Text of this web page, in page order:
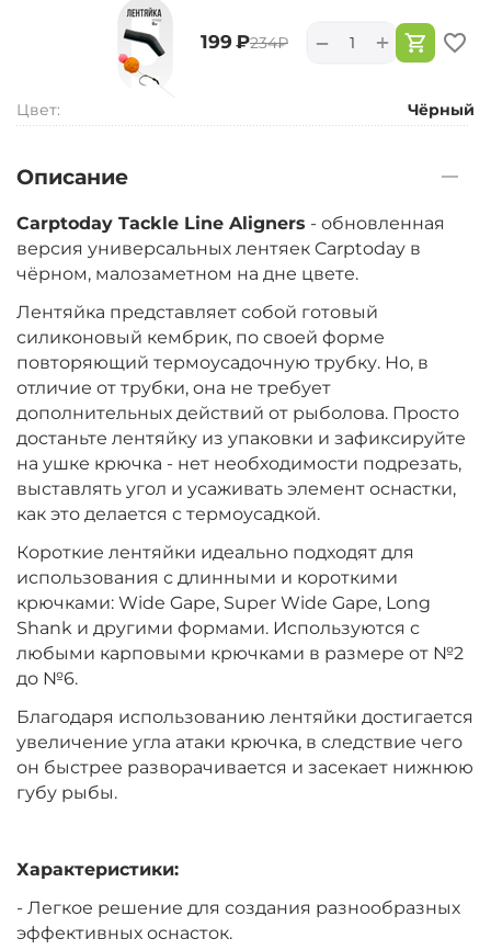
‍199‍ ₽‍234‍₽ +
−
Цвет: Чёрный
Описание
Carptoday Tackle Line Aligners - обновленная
версия универсальных лентяек Carptoday в
чёрном, малозаметном на дне цвете.
Лентяйка представляет собой готовый
силиконовый кембрик, по своей форме
повторяющий термоусадочную трубку. Но, в
отличие от трубки, она не требует
дополнительных действий от рыболова. Просто
достаньте лентяйку из упаковки и зафиксируйте
на ушке крючка - нет необходимости подрезать,
выставлять угол и усаживать элемент оснастки,
как это делается с термоусадкой.
Короткие лентяйки идеально подходят для
использования с длинными и короткими
крючками: Wide Gape, Super Wide Gape, Long
Shank и другими формами. Используются с
любыми карповыми крючками в размере от №2
до №6.
Благодаря использованию лентяйки достигается
увеличение угла атаки крючка, в следствие чего
он быстрее разворачивается и засекает нижнюю
губу рыбы.
Характеристики:
- Легкое решение для создания разнообразных
эффективных оснасток.